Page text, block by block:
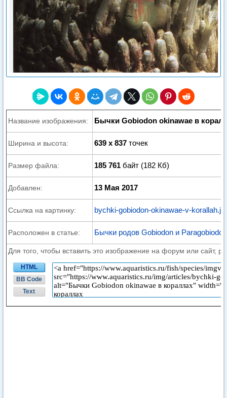
Название изображения: Бычки Gobiodon okinawae в
Ширина и высота: 639 x 837 точек
Размер файла: 185 761 байт (182 Кб)
Добавлен: 13 Мая 2017
Ссылка на картинку: bychki-gobiodon-okinawae-v-
Расположен в статье: Бычки родов Gobiodon и
Для того, чтобы вставить это изображение на форум или сайт,
HTML
BB Code
Text